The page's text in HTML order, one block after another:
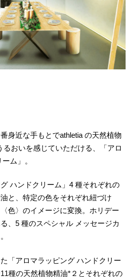
身近な手もとでathletia の天然植物
おいを感じていただける、「アロ
ム」。
ハンドクリーム」4 種それぞれの
と、特定の色をそれぞれ紐づけ
色〉のイメージに変換。ホリデー
、5 種のスペシャル メッセージカ
「アロマラッピング ハンドクリー
種の天然植物精油*２とそれぞれの